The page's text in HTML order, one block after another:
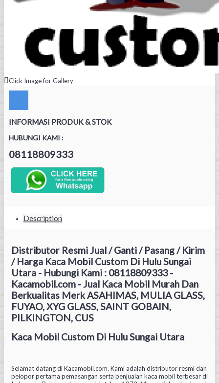
Click Image for Gallery
INFORMASI PRODUK & STOK
HUBUNGI KAMI :
08118809333
Description
Distributor Resmi Jual / Ganti / Pasang / Kirim
/ Harga Kaca Mobil Custom Di Hulu Sungai
Utara - Hubungi Kami : 08118809333 -
Kacamobil.com - Jual Kaca Mobil Murah Dan
Berkualitas Merk ASAHIMAS, MULIA GLASS,
FUYAO, XYG GLASS, SAINT GOBAIN,
PILKINGTON, CUS
Kaca Mobil Custom Di Hulu Sungai Utara
Selamat datang di Kacamobil.com. Kami adalah distributor resmi dan
pelopor pertama pemasangan serta penjualan kaca mobil terbesar di